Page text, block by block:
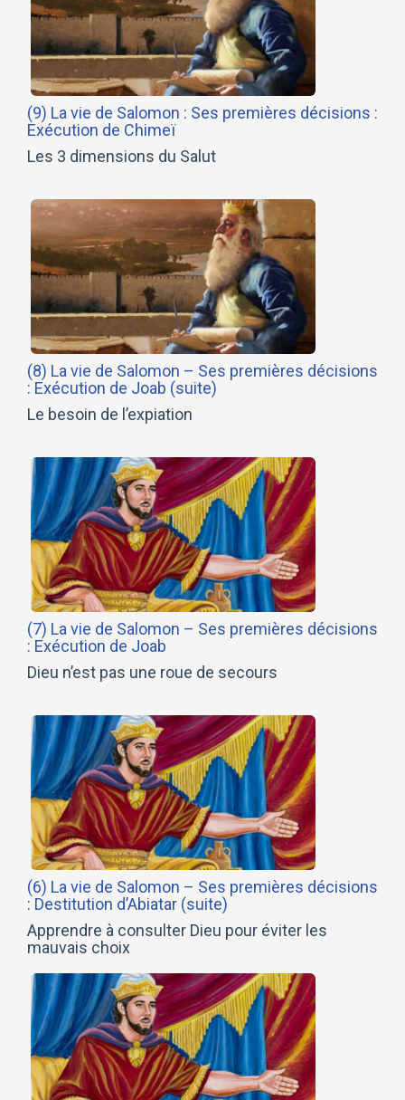
(9) La vie de Salomon : Ses premières décisions :
Exécution de Chimeï
Les 3 dimensions du Salut
(8) La vie de Salomon – Ses premières décisions
: Exécution de Joab (suite)
Le besoin de l’expiation
(7) La vie de Salomon – Ses premières décisions
: Exécution de Joab
Dieu n’est pas une roue de secours
(6) La vie de Salomon – Ses premières décisions
: Destitution d’Abiatar (suite)
Apprendre à consulter Dieu pour éviter les
mauvais choix